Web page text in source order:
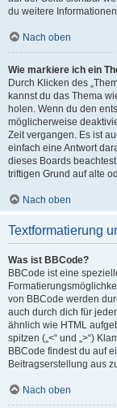
du weitere
Nach oben
Wie markiere ich ein
Durch Klicken des
kannst du das Thema
holen. Wenn du den
möglicherweise
Zeit vergangen. Es ist
einfach eine Antwort
dieses Boards
triftigen Grund auf alte
Nach oben
Textformatierung
Was ist BBCode?
BBCode ist eine
von BBCode werden
auch durch dich für
ähnlich wie HTML
spitzen („<“ und „>“)
BBCode findest du auf
Beitragserstellung aus
Nach oben